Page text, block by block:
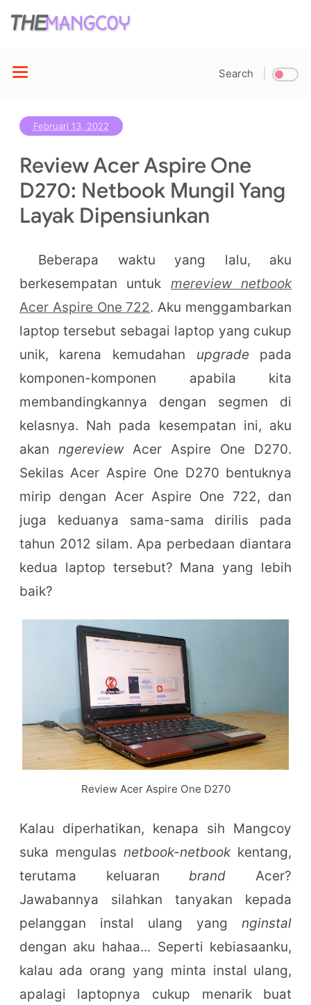
Search
Februari 13, 2022
Review Acer Aspire One
D270: Netbook Mungil Yang
Layak Dipensiunkan
Beberapa waktu yang lalu, aku
berkesempatan untuk mereview netbook
Acer Aspire One 722. Aku menggambarkan
laptop tersebut sebagai laptop yang cukup
unik, karena kemudahan upgrade pada
komponen-komponen apabila kita
membandingkannya dengan segmen di
kelasnya. Nah pada kesempatan ini, aku
akan ngereview Acer Aspire One D270.
Sekilas Acer Aspire One D270 bentuknya
mirip dengan Acer Aspire One 722, dan
juga keduanya sama-sama dirilis pada
tahun 2012 silam. Apa perbedaan diantara
kedua laptop tersebut? Mana yang lebih
baik?
Review Acer Aspire One D270
Kalau diperhatikan, kenapa sih Mangcoy
suka mengulasnetbook-netbook kentang,
terutama keluaran brandAcer?
Jawabannya silahkan tanyakan kepada
pelanggan instal ulang yangnginstal
dengan aku hahaa... Seperti kebiasaanku,
kalau ada orang yang minta instal ulang,
apalagi laptopnya cukup menarik buat